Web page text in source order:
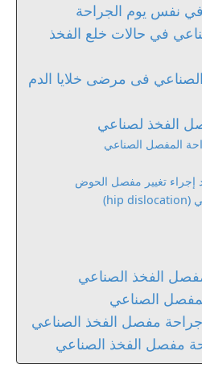
نفس يوم الجراحة
في حالات خلع الفخذ
فى مرضى خلايا الدم
الفخذ لصناعي
الفخذ الصناعي
الصناعي
مفصل الفخذ الصناعي
مفصل الفخذ الصناعي